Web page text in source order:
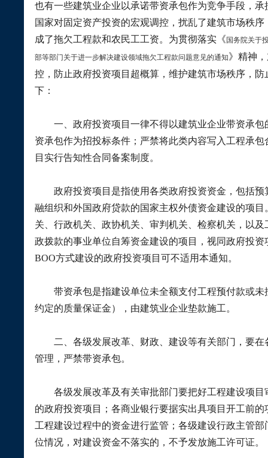
也有一些建筑业企业以承诺带资承包作为竞争手段，
国家对固定资产投资的宏观调控，扰乱了建筑市场秩
成了拖欠工程款和农民工工资。为贯彻落实《 国务院关于
部等部门关于进一步解决建设领域拖欠工程款问题意见的通知》精神
控，防止政府投资项目超概算，维护建筑市场秩序，
下：
一、政府投资项目一律不得以建筑业企业带资承包
资承包作为招投标条件；严禁将此类内容写入工程承
目实行告知性合同备案制度。
政府投资项目是指使用各类政府投资资金，包括预
融组织和外国政府贷款的国家主权外债资金建设的项
关、行政机关、政协机关、审判机关、检察机关，以
政拨款的事业单位自筹资金建设的项目，视同政府投
BOO方式建设的政府投资项目可不适用本通知。
带资承包是指建设单位未全额支付工程预付款或未
约定的质量保证金），由建筑业企业垫款施工。
二、各级发展改革、财政、建设等有关部门，要在
管理，严禁带资承包。
各级发展改革及有关审批部门要把好工程建设项目
的政府投资项目；各商业银行要据实出具项目开工前
工程建设过程中的资金进行监管；各级建设行政主管
位情况，对建设资金不落实的，不予发放施工许可证。